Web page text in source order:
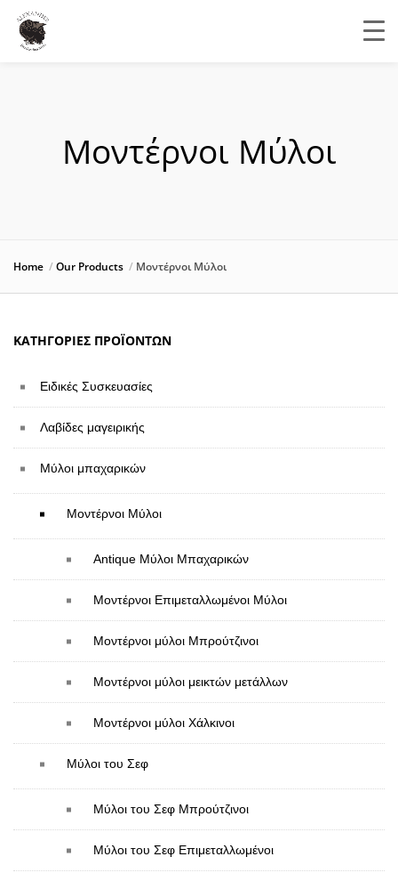
Μοντέρνοι Μύλοι
Home Our Products Μοντέρνοι Μύλοι
ΚΑΤΗΓΟΡΊΕΣ ΠΡΟΪΌΝΤΩΝ
Ειδικές Συσκευασίες
Λαβίδες μαγειρικής
Μύλοι μπαχαρικών
Μοντέρνοι Μύλοι
Antique Μύλοι Μπαχαρικών
Μοντέρνοι Επιμεταλλωμένοι Μύλοι
Μοντέρνοι μύλοι Mπρούτζινοι
Μοντέρνοι μύλοι μεικτών μετάλλων
Μοντέρνοι μύλοι Χάλκινοι
Μύλοι του Σεφ
Μύλοι του Σεφ Mπρούτζινοι
Μύλοι του Σεφ Επιμεταλλωμένοι